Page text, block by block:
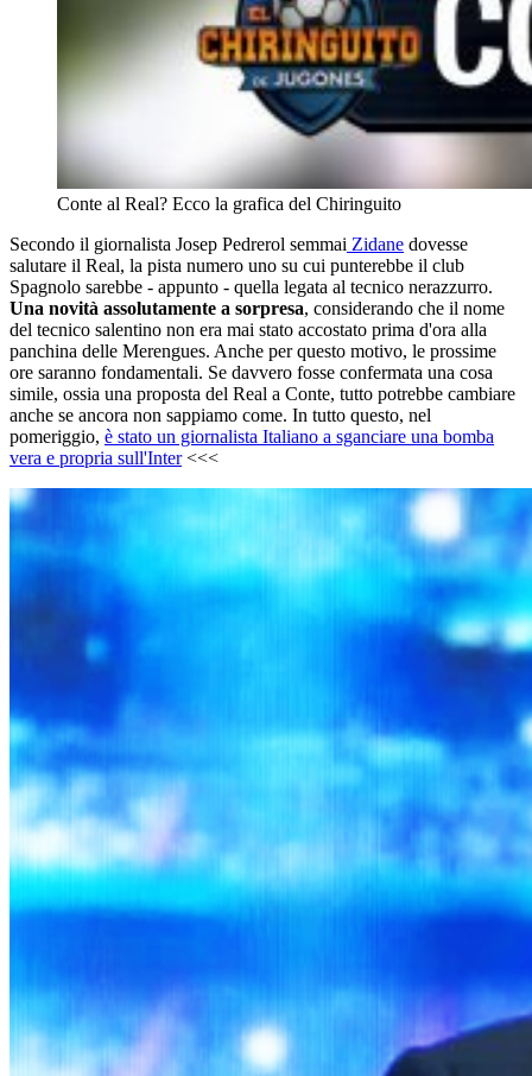
Conte al Real? Ecco la grafica del Chiringuito
Secondo il giornalista Josep Pedrerol semmai Zidane dovesse
salutare il Real, la pista numero uno su cui punterebbe il club
Spagnolo sarebbe - appunto - quella legata al tecnico nerazzurro.
Una novità assolutamente a sorpresa, considerando che il nome
del tecnico salentino non era mai stato accostato prima d'ora alla
panchina delle Merengues. Anche per questo motivo, le prossime
ore saranno fondamentali. Se davvero fosse confermata una cosa
simile, ossia una proposta del Real a Conte, tutto potrebbe cambiare
anche se ancora non sappiamo come. In tutto questo, nel
pomeriggio, è stato un giornalista Italiano a sganciare una bomba
vera e propria sull'Inter<<<